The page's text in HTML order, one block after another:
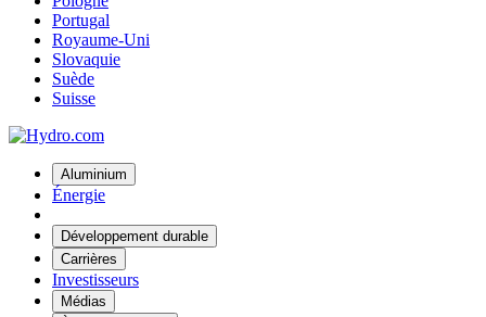
Portugal
Royaume-Uni
Slovaquie
Suède
Suisse
Aluminium
Énergie
Développement durable
Carrières
Investisseurs
Médias